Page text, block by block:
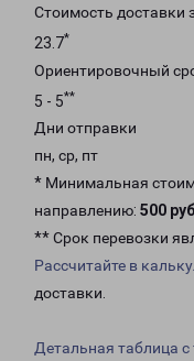
Стоимость доставки
23.7*
Ориентировочный
5 - 5**
Дни отправки
пн, ср, пт
* Минимальная
направлению: 500 руб
** Срок перевозки
Рассчитайте в
доставки.
Детальная таблица